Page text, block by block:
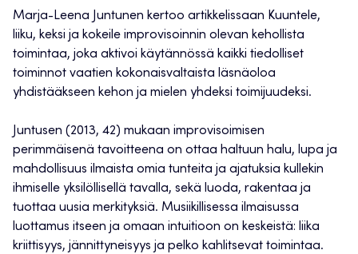
Marja-Leena Juntunen kertoo artikkelissaan Kuuntele,
liiku, keksi ja kokeile improvisoinnin olevan kehollista
toimintaa, joka aktivoi käytännössä kaikki tiedolliset
toiminnot vaatien kokonaisvaltaista läsnäoloa
yhdistääkseen kehon ja mielen yhdeksi toimijuudeksi.
Juntusen (2013, 42) mukaan improvisoimisen
perimmäisenä tavoitteena on ottaa haltuun halu, lupa ja
mahdollisuus ilmaista omia tunteita ja ajatuksia kullekin
ihmiselle yksilöllisellä tavalla, sekä luoda, rakentaa ja
tuottaa uusia merkityksiä. Musiikillisessa ilmaisussa
luottamus itseen ja omaan intuitioon on keskeistä: liika
kriittisyys, jännittyneisyys ja pelko kahlitsevat toimintaa.